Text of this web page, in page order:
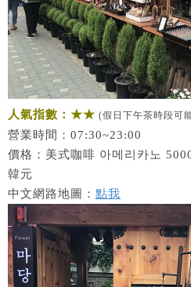
人氣指數：★★ (假日下午茶時段可
營業時間：07:30~23:00
價格：美式咖啡 아메리카노
韓元
中文網路地圖： 點我